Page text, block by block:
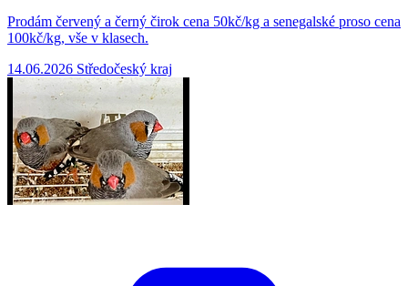
Prodám červený a černý čirok cena 50kč/kg a senegalské proso cena
100kč/kg, vše v klasech.
14.06.2026 Středočeský kraj